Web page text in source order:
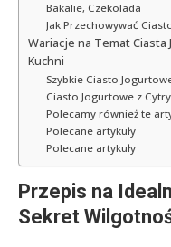
Bakalie, Czekolada
Jak Przechowywać
Wariacje na Temat
Kuchni
Szybkie Ciasto
Ciasto Jogurtowe z
Polecamy również te
Polecane artykuły
Polecane artykuły
Przepis na
Sekret